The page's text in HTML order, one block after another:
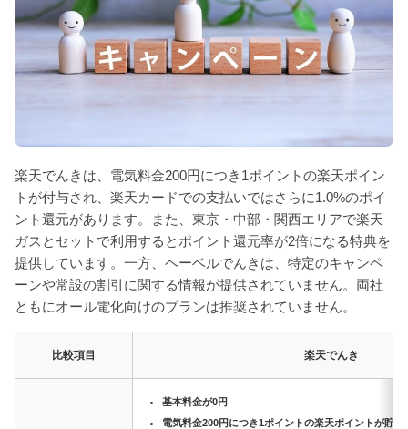
楽天でんきは、電気料金200円につき1ポイントの楽天ポイン
トが付与され、楽天カードでの支払いではさらに1.0%のポイ
ント還元があります。また、東京・中部・関西エリアで楽天
ガスとセットで利用するとポイント還元率が2倍になる特典を
提供しています。一方、ヘーベルでんきは、特定のキャンペ
ーンや常設の割引に関する情報が提供されていません。両社
ともにオール電化向けのプランは推奨されていません。
比較項目 楽天でんき
基本料金が0円
電気料金200円につき1ポイントの楽天ポイントが貯ま